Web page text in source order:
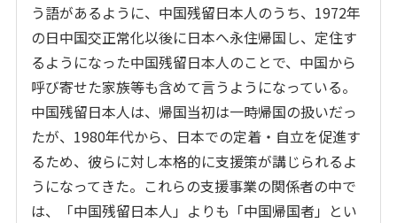
う語があるように、中国残留日本人のうち、1972年
の日中国交正常化以後に日本へ永住帰国し、定住す
るようになった中国残留日本人のことで、中国から
呼び寄せた家族等も含めて言うようになっている。
中国残留日本人は、帰国当初は一時帰国の扱いだっ
たが、1980年代から、日本での定着・自立を促進す
るため、彼らに対し本格的に支援策が講じられるよ
うになってきた。これらの支援事業の関係者の中で
は、「中国残留日本人」よりも「中国帰国者」とい